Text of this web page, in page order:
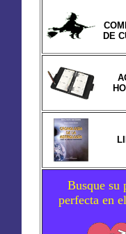
DE
Busque su
perfecta en